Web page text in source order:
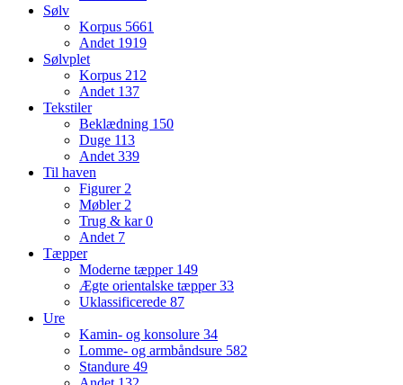
Sølv
Korpus 5661
Andet 1919
Sølvplet
Korpus 212
Andet 137
Tekstiler
Beklædning 150
Duge 113
Andet 339
Til haven
Figurer 2
Møbler 2
Trug & kar0
Andet 7
Tæpper
Moderne tæpper 149
Ægte orientalske tæpper33
Uklassificerede 87
Ure
Kamin- og konsolure 34
Lomme- og armbåndsure 582
Standure 49